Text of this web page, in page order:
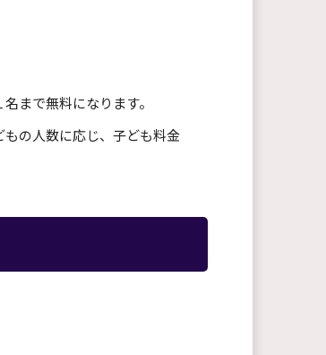
まで無料になります。
の人数に応じ、子ども料金